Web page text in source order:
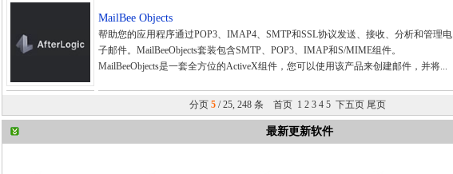
MailBee Objects
帮助您的应用程序通过POP3、IMAP4、SMTP和SSL协议发送、接收、分析和管理电
子邮件。MailBeeObjects套装包含SMTP、POP3、IMAP和S/MIME组件。
MailBeeObjects是一套全方位的ActiveX组件，您可以使用该产品来创建邮件，并将...
分页 5/ 25, 248 条 首页 1 2 3 4 5 下五页 尾页
最新更新软件